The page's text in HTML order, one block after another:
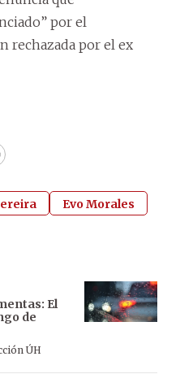
por el
rechazada por el ex
Evo Morales
El
de
ÚH